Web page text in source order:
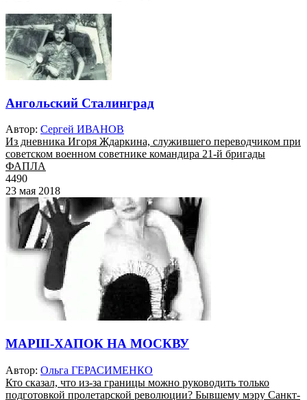
Ангольский Сталинград
Автор: Сергей ИВАНОВ
Из дневника Игоря Ждаркина, служившего переводчиком при
советском военном советнике командира 21-й бригады
ФАПЛА
4490
23 мая 2018
МАРШ-ХАПОК НА МОСКВУ
Автор: Ольга ГЕРАСИМЕНКО
Кто сказал, что из-за границы можно руководить только
подготовкой пролетарской революции? Бывшему мэру Санкт-